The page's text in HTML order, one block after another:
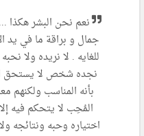
نعم نحن البشر هكذا
جمال و براقة ما في يد
للغايه . لا نريده ولا
نجده شخص لا يستحق
بأنه المناسب ولكنهم
المُحِب لا يتحكم فيه
اختياره وحبه